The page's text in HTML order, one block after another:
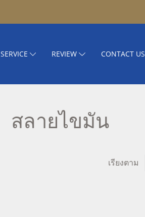
SERVICE REVIEW CONTACT US
สลายไขมัน
เรียงตาม